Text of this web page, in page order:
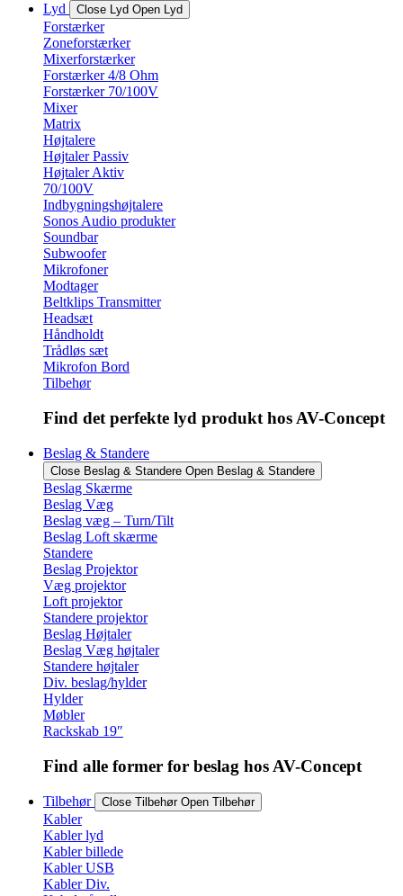
Lyd Close Lyd Open Lyd
Forstærker
Zoneforstærker
Mixerforstærker
Forstærker 4/8 Ohm
Forstærker 70/100V
Mixer
Matrix
Højtalere
Højtaler Passiv
Højtaler Aktiv
70/100V
Indbygningshøjtalere
Sonos Audio produkter
Soundbar
Subwoofer
Mikrofoner
Modtager
Beltklips Transmitter
Headsæt
Håndholdt
Trådløs sæt
Mikrofon Bord
Tilbehør
Find det perfekte lyd produkt hos AV-Concept
Beslag & Standere
Close Beslag & Standere Open Beslag & Standere
Beslag Skærme
Beslag Væg
Beslag væg – Turn/Tilt
Beslag Loft skærme
Standere
Beslag Projektor
Væg projektor
Loft projektor
Standere projektor
Beslag Højtaler
Beslag Væg højtaler
Standere højtaler
Div. beslag/hylder
Hylder
Møbler
Rackskab 19″
Find alle former for beslag hos AV-Concept
Tilbehør Close Tilbehør Open Tilbehør
Kabler
Kabler lyd
Kabler billede
Kabler USB
Kabler Div.